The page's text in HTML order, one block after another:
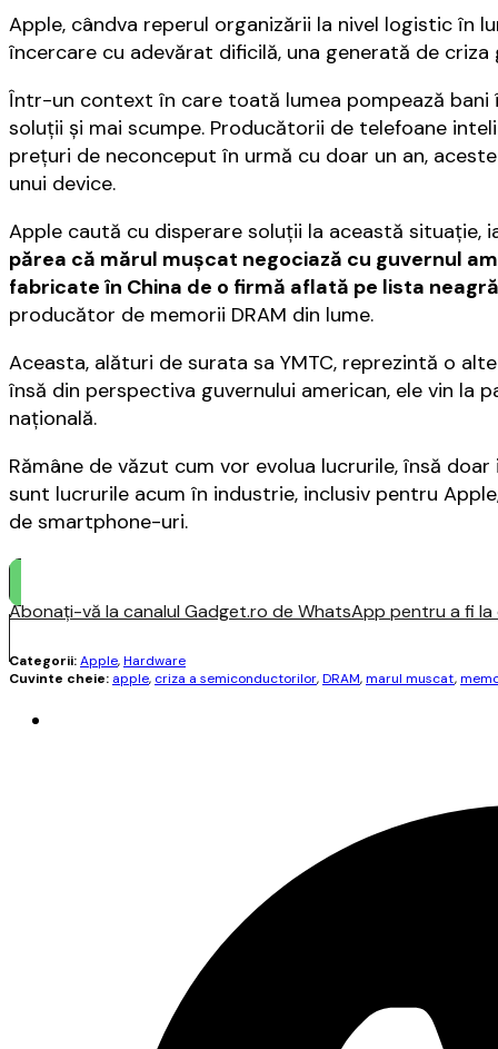
Apple, cândva reperul organizării la nivel logistic
încercare cu adevărat dificilă, una generată de
Într-un context în care toată lumea pompează
soluţii şi mai scumpe. Producătorii de telefoane
preţuri de neconceput în urmă cu doar un an,
unui device.
Apple caută cu disperare soluţii la această
părea că mărul muşcat negociază cu guvernul
fabricate în China de o firmă aflată pe lista
producător de memorii DRAM din lume.
Aceasta, alături de surata sa YMTC, reprezintă o
însă din perspectiva guvernului american, ele vin
naţională.
Rămâne de văzut cum vor evolua lucrurile, însă
sunt lucrurile acum în industrie, inclusiv pentru
de smartphone-uri.
Abonați-vă la canalul Gadget.ro de WhatsApp pentru a fi
Categorii:Apple,Hardware
Cuvinte cheie: apple, criza a semiconductorilor,DRAM,marul muscat,